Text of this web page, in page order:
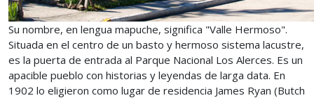
Su nombre, en lengua mapuche, significa "Valle Hermoso".
Situada en el centro de un basto y hermoso sistema lacustre,
es la puerta de entrada al Parque Nacional Los Alerces. Es un
apacible pueblo con historias y leyendas de larga data. En
1902 lo eligieron como lugar de residencia James Ryan (Butch